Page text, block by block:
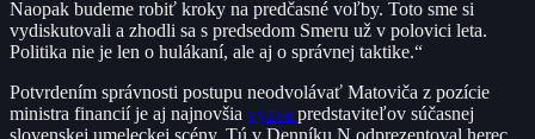
Naopak budeme robiť kroky na predčasné voľby. Toto sme si
vydiskutovali a zhodli sa s predsedom Smeru už v polovici leta.
Politika nie je len o hulákaní, ale aj o správnej taktike.“
Potvrdením správnosti postupu neodvolávať Matoviča z pozície
ministra financií je aj najnovšia výzva predstaviteľov súčasnej
slovenskej umeleckej scény. Tú v Denníku N odprezentoval herec